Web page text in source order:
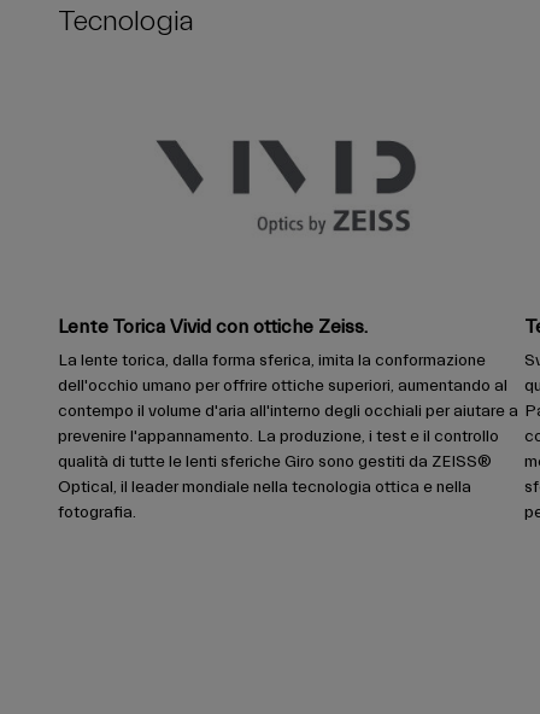
Tecnologia
Lente Torica Vivid con ottiche Zeiss.
La lente torica, dalla forma sferica, imita la conformazione
dell'occhio umano per offrire ottiche superiori, aumentando al
contempo il volume d'aria all'interno degli occhiali per aiutare a
prevenire l'appannamento. La produzione, i test e il controllo
qualità di tutte le lenti sferiche Giro sono gestiti da ZEISS®
Optical, il leader mondiale nella tecnologia ottica e nella
fotografia.